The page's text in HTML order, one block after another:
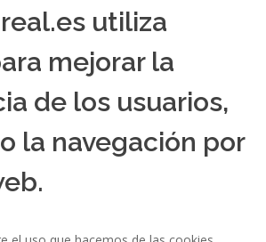
utiliza
mejorar la
de los usuarios,
la navegación por